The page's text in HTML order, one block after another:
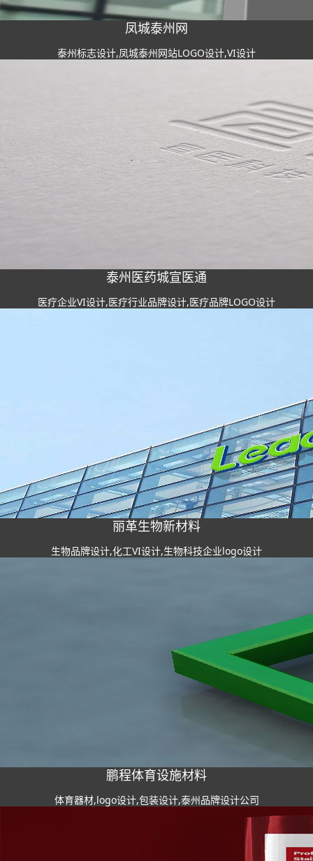
凤城泰州网
泰州标志设计,凤城泰州网站LOGO设计,VI设计
泰州医药城宣医通
医疗企业VI设计,医疗行业品牌设计,医疗品牌LOGO设计
丽革生物新材料
生物品牌设计,化工VI设计,生物科技企业logo设计
鹏程体育设施材料
体育器材,logo设计,包装设计,泰州品牌设计公司